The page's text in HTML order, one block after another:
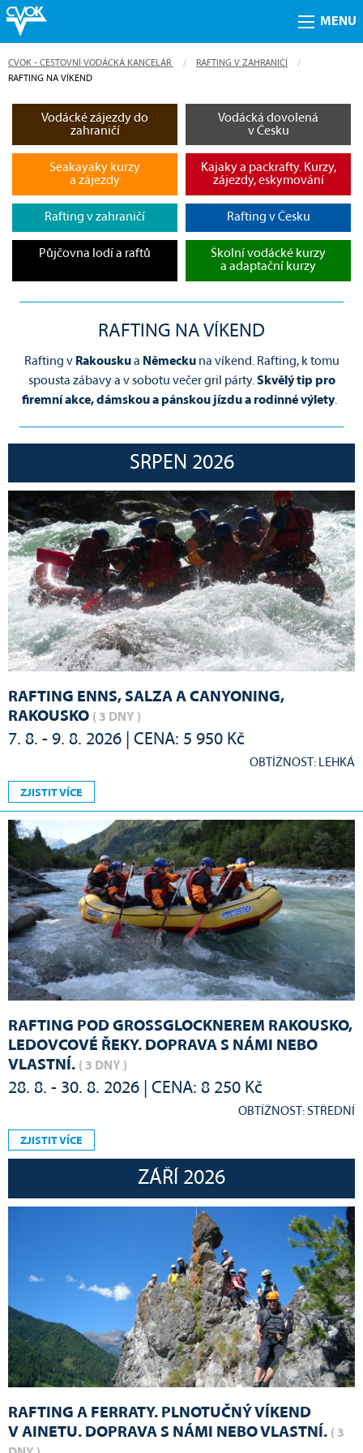
MENU
CVOK - CESTOVNÍ VODÁCKÁ KANCELÁŘ
RAFTING V ZAHRANIČÍ
CURRENT:
RAFTING NA VÍKEND
Vodácké zájezdy do
zahraničí
Vodácká dovolená
v Česku
Seakayaky kurzy
a zájezdy
Kajaky a packrafty. Kurzy,
zájezdy, eskymování
Rafting v zahraničí Rafting v Česku
Půjčovna lodí a raftů
Školní vodácké kurzy
a adaptační kurzy
RAFTING NA VÍKEND
Rafting v Rakouskua Německuna víkend. Rafting, k tomu
spousta zábavy a v sobotu večer gril párty.Skvělý tip pro
firemní akce, dámskou a pánskou jízdu a rodinné výlety.
SRPEN 2026
RAFTING ENNS, SALZA A CANYONING,
RAKOUSKO ( 3 DNY )
7. 8. - 9. 8. 2026 | CENA: 5 950 Kč
OBTÍŽNOST: LEHKÁ
ZJISTIT VÍCE
RAFTING POD GROSSGLOCKNEREM RAKOUSKO,
LEDOVCOVÉ ŘEKY. DOPRAVA S NÁMI NEBO
VLASTNÍ. ( 3 DNY )
28. 8. - 30. 8. 2026 | CENA: 8 250 Kč
OBTÍŽNOST: STŘEDNÍ
ZJISTIT VÍCE
ZÁŘÍ 2026
RAFTING A FERRATY. PLNOTUČNÝ VÍKEND
V AINETU. DOPRAVA S NÁMI NEBO VLASTNÍ. ( 3